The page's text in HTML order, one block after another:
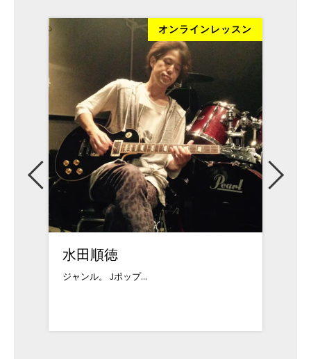
オンラインレッスン
水田順徳
ジャンル。 Jポップ...